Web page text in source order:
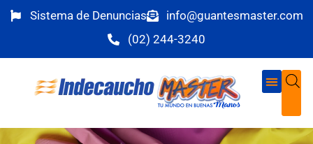
Sistema de Denuncias
info@guantesmaster.com
(02) 244-3240